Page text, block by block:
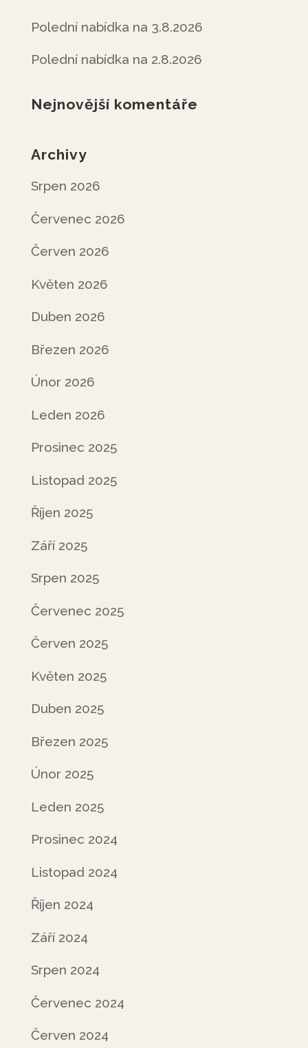
Polední nabídka na 3.8.2026
Polední nabídka na 2.8.2026
Nejnovější komentáře
Archivy
Srpen 2026
Červenec 2026
Červen 2026
Květen 2026
Duben 2026
Březen 2026
Únor 2026
Leden 2026
Prosinec 2025
Listopad 2025
Říjen 2025
Září 2025
Srpen 2025
Červenec 2025
Červen 2025
Květen 2025
Duben 2025
Březen 2025
Únor 2025
Leden 2025
Prosinec 2024
Listopad 2024
Říjen 2024
Září 2024
Srpen 2024
Červenec 2024
Červen 2024